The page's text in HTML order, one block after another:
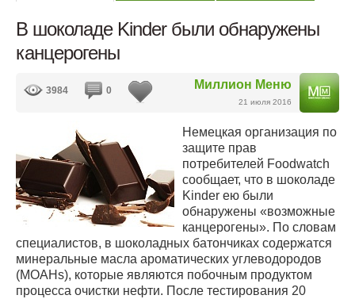
В шоколаде Kinder были обнаружены
канцерогены
Миллион Меню
21 июля 2016
3984 0
Немецкая организация по
защите прав
потребителей Foodwatch
сообщает, что в шоколаде
Kinder ею были
обнаружены «возможные
канцерогены». По словам
специалистов, в шоколадных батончиках содержатся
минеральные масла ароматических углеводородов
(MOAHs), которые являются побочным продуктом
процесса очистки нефти. После тестирования 20